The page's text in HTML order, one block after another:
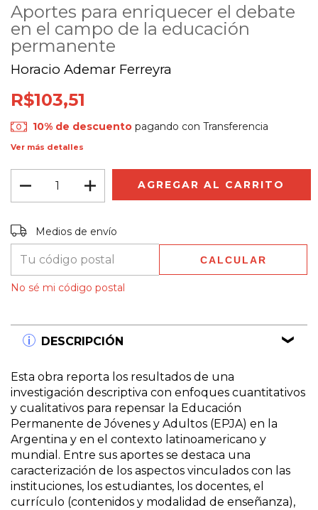
Aportes para enriquecer el debate
en el campo de la educación
permanente
Horacio Ademar Ferreyra
R$103,51
10% de descuento pagando con Transferencia
Ver más detalles
Entregas para el CP:
Medios de envío
CALCULAR
No sé mi código postal
DESCRIPCIÓN
Esta obra reporta los resultados de una
investigación descriptiva con enfoques cuantitativos
y cualitativos para repensar la Educación
Permanente de Jóvenes y Adultos (EPJA) en la
Argentina y en el contexto latinoamericano y
mundial. Entre sus aportes se destaca una
caracterización de los aspectos vinculados con las
instituciones, los estudiantes, los docentes, el
currículo (contenidos y modalidad de enseñanza),